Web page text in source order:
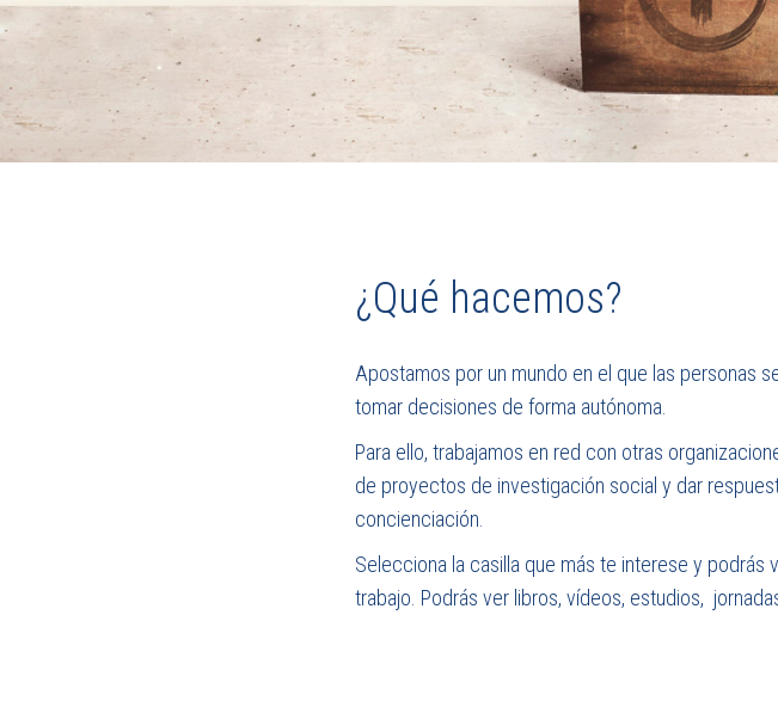
¿Qué hacemos?
Apostamos por un mundo en el que las personas
tomar decisiones de forma autónoma.
Para ello, trabajamos en red con otras
de proyectos de investigación social y dar
concienciación.
Selecciona la casilla que más te interese y podrás
trabajo. Podrás ver libros, vídeos, estudios,